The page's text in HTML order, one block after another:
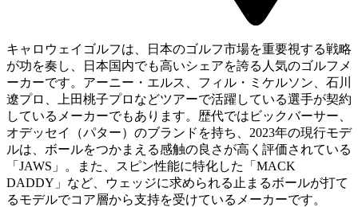
キャロウェイゴルフは、日本のゴルフ市場を重要視する戦略
が功を奏し、日本国内でも高いシェアを誇る人気のゴルフメ
ーカーです。アーニー・エルス、フィル・ミケルソン、石川
遼プロ、上田桃子プロなどツアーで活躍している選手が契約
しているメーカーでもあります。歴代ではビックバーサー、
オデッセイ（パター）のブランドを持ち、2023年の現行モデ
ルは、ボールをつかまえる感触の良さが高く評価されている
「JAWS」。また、スピン性能に特化した「MACK
DADDY」など、ウェッジに求められる止まるボールが打て
るモデルでコア層から支持を受けているメーカーです。